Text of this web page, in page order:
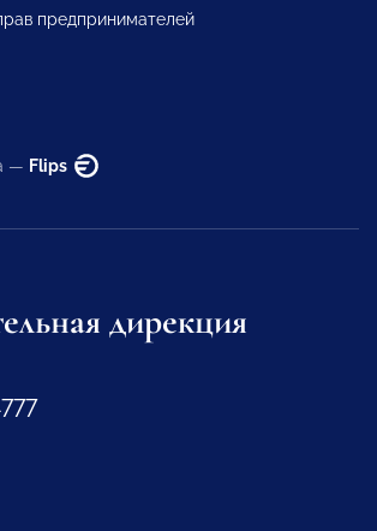
предпринимателей
— Flips
дирекция